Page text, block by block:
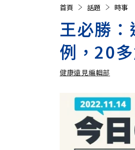
首頁 話題 時事
王必勝
例，20
健康遠見編輯部
健康遠見編輯部